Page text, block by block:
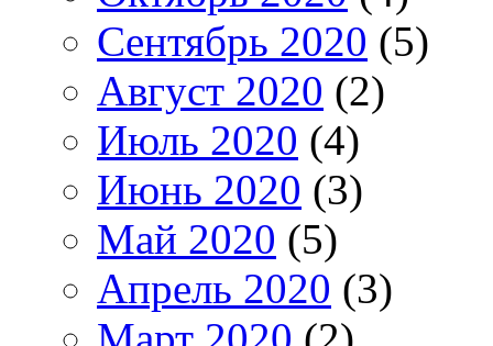
Сентябрь 2020 (5)
Август 2020 (2)
Июль 2020 (4)
Июнь 2020 (3)
Май 2020 (5)
Апрель 2020 (3)